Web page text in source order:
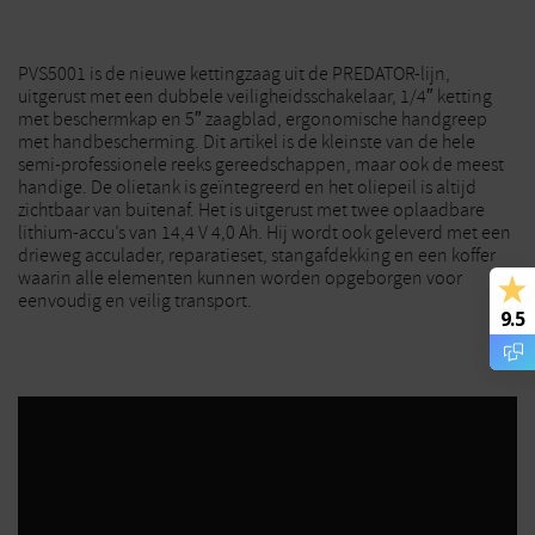
PVS5001 is de nieuwe kettingzaag uit de PREDATOR-lijn,
uitgerust met een dubbele veiligheidsschakelaar, 1/4″ ketting
met beschermkap en 5″ zaagblad, ergonomische handgreep
met handbescherming. Dit artikel is de kleinste van de hele
semi-professionele reeks gereedschappen, maar ook de meest
handige. De olietank is geïntegreerd en het oliepeil is altijd
zichtbaar van buitenaf. Het is uitgerust met twee oplaadbare
lithium-accu’s van 14,4 V 4,0 Ah. Hij wordt ook geleverd met een
drieweg acculader, reparatieset, stangafdekking en een koffer
waarin alle elementen kunnen worden opgeborgen voor
eenvoudig en veilig transport.
9.5